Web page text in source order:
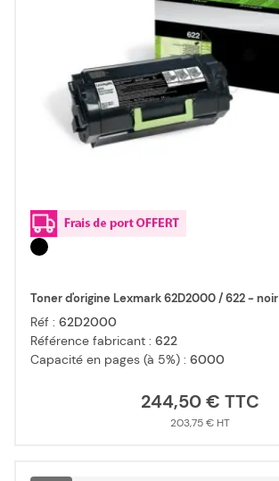
Toner d'origine Lexmark 62D2000 / 622 - noir
Réf : 62D2000
Référence fabricant : 622
Capacité en pages (à 5%) : 6000
244,50 €
203,75 €